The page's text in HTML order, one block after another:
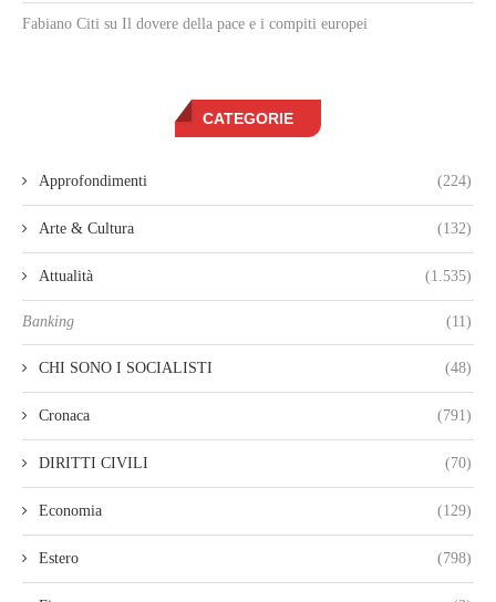
Fabiano Citi su Il dovere della pace e i compiti europei
CATEGORIE
Approfondimenti (224)
Arte & Cultura (132)
Attualità (1.535)
Banking (11)
CHI SONO I SOCIALISTI (48)
Cronaca (791)
DIRITTI CIVILI (70)
Economia (129)
Estero (798)